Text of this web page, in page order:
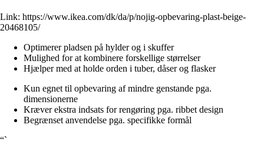
Link: https://www.ikea.com/dk/da/p/nojig-opbevaring-plast-beige-
20468105/
Optimerer pladsen på hylder og i skuffer
Mulighed for at kombinere forskellige størrelser
Hjælper med at holde orden i tuber, dåser og flasker
Kun egnet til opbevaring af mindre genstande pga.
dimensionerne
Kræver ekstra indsats for rengøring pga. ribbet design
Begrænset anvendelse pga. specifikke formål
“`